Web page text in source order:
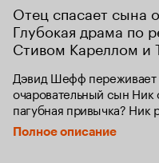
Отец спасает сына
Глубокая драма по
Стивом Кареллом
Дэвид Шефф переживает
очаровательный сын Ник
пагубная привычка? Ник
отлично учится, ни в чём
прошёл спокойно. С
Полное описание